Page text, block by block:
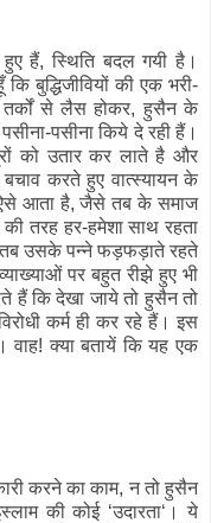
हैं, स्थिति बदल गयी है।
बुद्धिजीवियों की एक भरी-
तर्कों से लैस होकर, हुसैन के
पसीना किये दे रही हैं।
को उतार कर लाते है और
करते हुए वात्स्यायन के
ऐसे आता है, जैसे तब के समाज
तरह हर-हमेशा साथ रहता
उसके पन्ने फड़फड़ाते रहते
पर बहुत रीझे हुए भी
हैं कि देखा जाये तो हुसैन तो
कर्म ही कर रहे हैं। इस
क्या बतायें कि यह एक
करने का काम, न तो हुसैन
की कोई ‘उदारता‘। ये